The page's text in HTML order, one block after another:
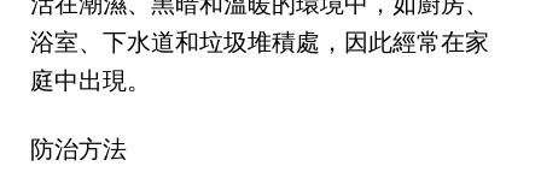
浴室、下水道和垃圾堆積處，因此經常在家
庭中出現。
防治方法